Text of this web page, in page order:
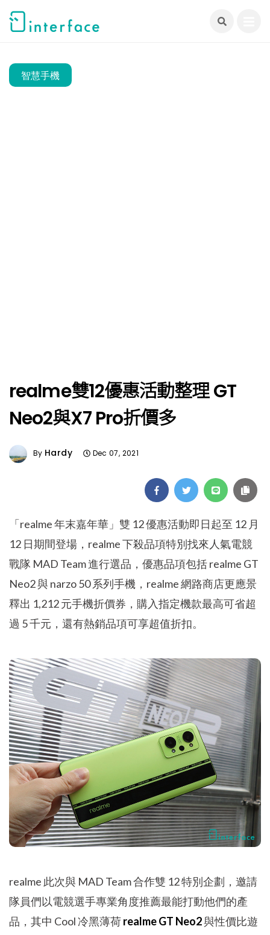
智慧手機
realme雙12優惠活動整理 GT
Neo2與X7 Pro折價多
By Hardy Dec 07, 2021
「realme 年末嘉年華」雙 12 優惠活動即日起至 12 月
12 日期間登場，realme 下殺品項特別找來人氣電競
戰隊 MAD Team 進行選品，優惠品項包括 realme GT
Neo2 與 narzo 50 系列手機，realme 網路商店更應景
釋出 1,212 元手機折價券，購入指定機款最高可省超
過 5 千元，還有熱銷品項可享超值折扣。
realme 此次與 MAD Team 合作雙 12 特別企劃，邀請
隊員們以電競選手專業角度推薦最能打動他們的產
品，其中 Cool 冷黑薄荷realme GT Neo2與性價比遊